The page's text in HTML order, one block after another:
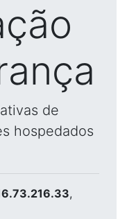
de
hospedados
,